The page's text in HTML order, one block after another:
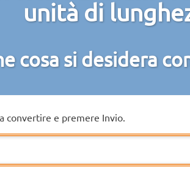
unità di
cosa si desidera
convertire e premere Invio.